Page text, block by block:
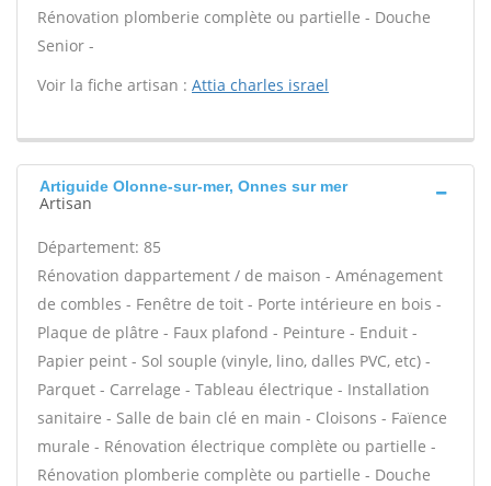
Rénovation plomberie complète ou partielle - Douche
Senior -
Voir la fiche artisan : Attia charles israel
Artiguide Olonne-sur-mer, Onnes sur mer
Artisan
Département: 85
Rénovation dappartement / de maison - Aménagement
de combles - Fenêtre de toit - Porte intérieure en bois -
Plaque de plâtre - Faux plafond - Peinture - Enduit -
Papier peint - Sol souple (vinyle, lino, dalles PVC, etc) -
Parquet - Carrelage - Tableau électrique - Installation
sanitaire - Salle de bain clé en main - Cloisons - Faïence
murale - Rénovation électrique complète ou partielle -
Rénovation plomberie complète ou partielle - Douche